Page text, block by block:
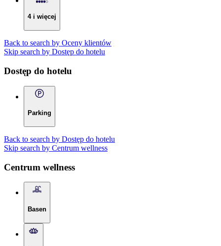
4 i więcej
Back to search by Oceny klientów
Skip search by Dostęp do hotelu
Dostęp do hotelu
Parking
Back to search by Dostęp do hotelu
Skip search by Centrum wellness
Centrum wellness
Basen